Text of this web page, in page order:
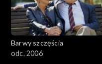
Barwy szczęścia
odc. 2006